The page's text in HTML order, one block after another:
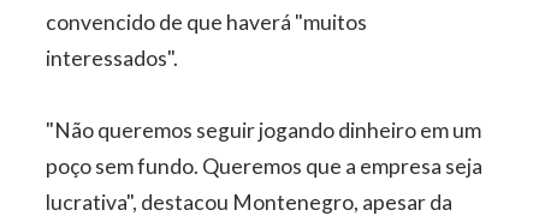
convencido de que haverá "muitos
interessados".
"Não queremos seguir jogando dinheiro em um
poço sem fundo. Queremos que a empresa seja
lucrativa", destacou Montenegro, apesar da